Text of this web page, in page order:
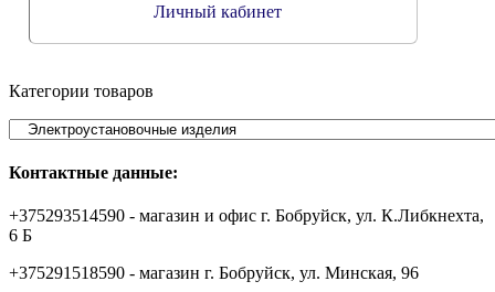
Личный кабинет
Категории товаров
Контактные данные:
+375293514590 - магазин и офис г. Бобруйск, ул. К.Либкнехта,
6 Б
+375291518590 - магазин г. Бобруйск, ул. Минская, 96